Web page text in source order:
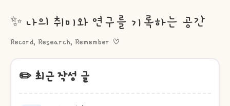
✨ 나의 취미와 연구를 기록하는 공간
Record, Research, Remember ♡
✏️ 최근 작성 글